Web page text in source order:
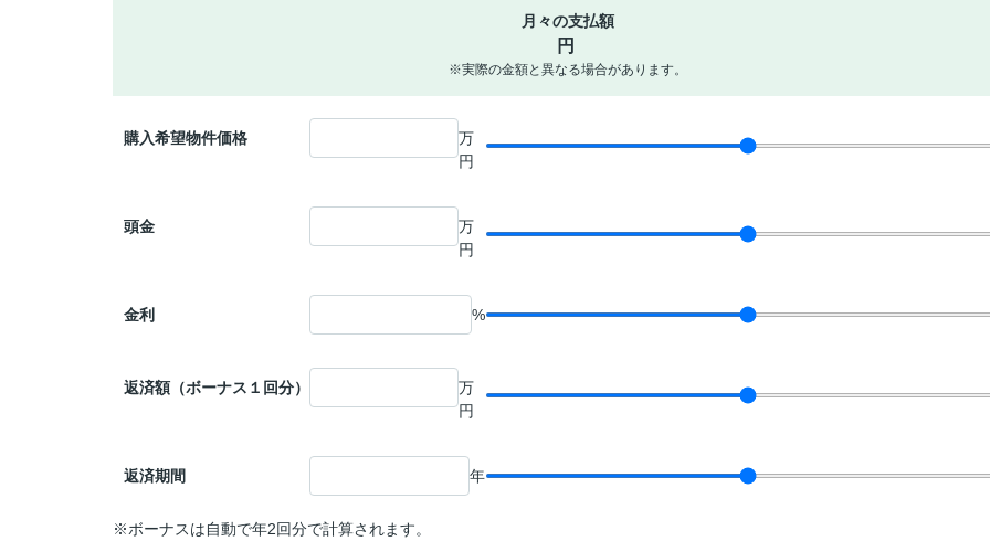
月々の支払額
円
※実際の金額と異なる場合があります。
購入希望物件価格
万
円
頭金
万
円
金利 %
返済額（ボーナス１回分）
万
円
返済期間 年
※ボーナスは自動で年2回分で計算されます。